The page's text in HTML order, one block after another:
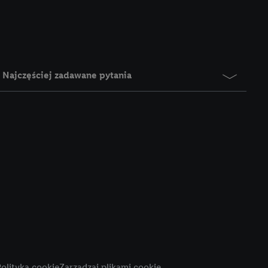
Najczęściej zadawane pytania
jednym z wyżej
możemy
rozpoznać
W tym celu
adres e-
adresu IP. Jeśli
użyciu adresu IP i
usług Lidl. W
Zgodę na
celów marketingu